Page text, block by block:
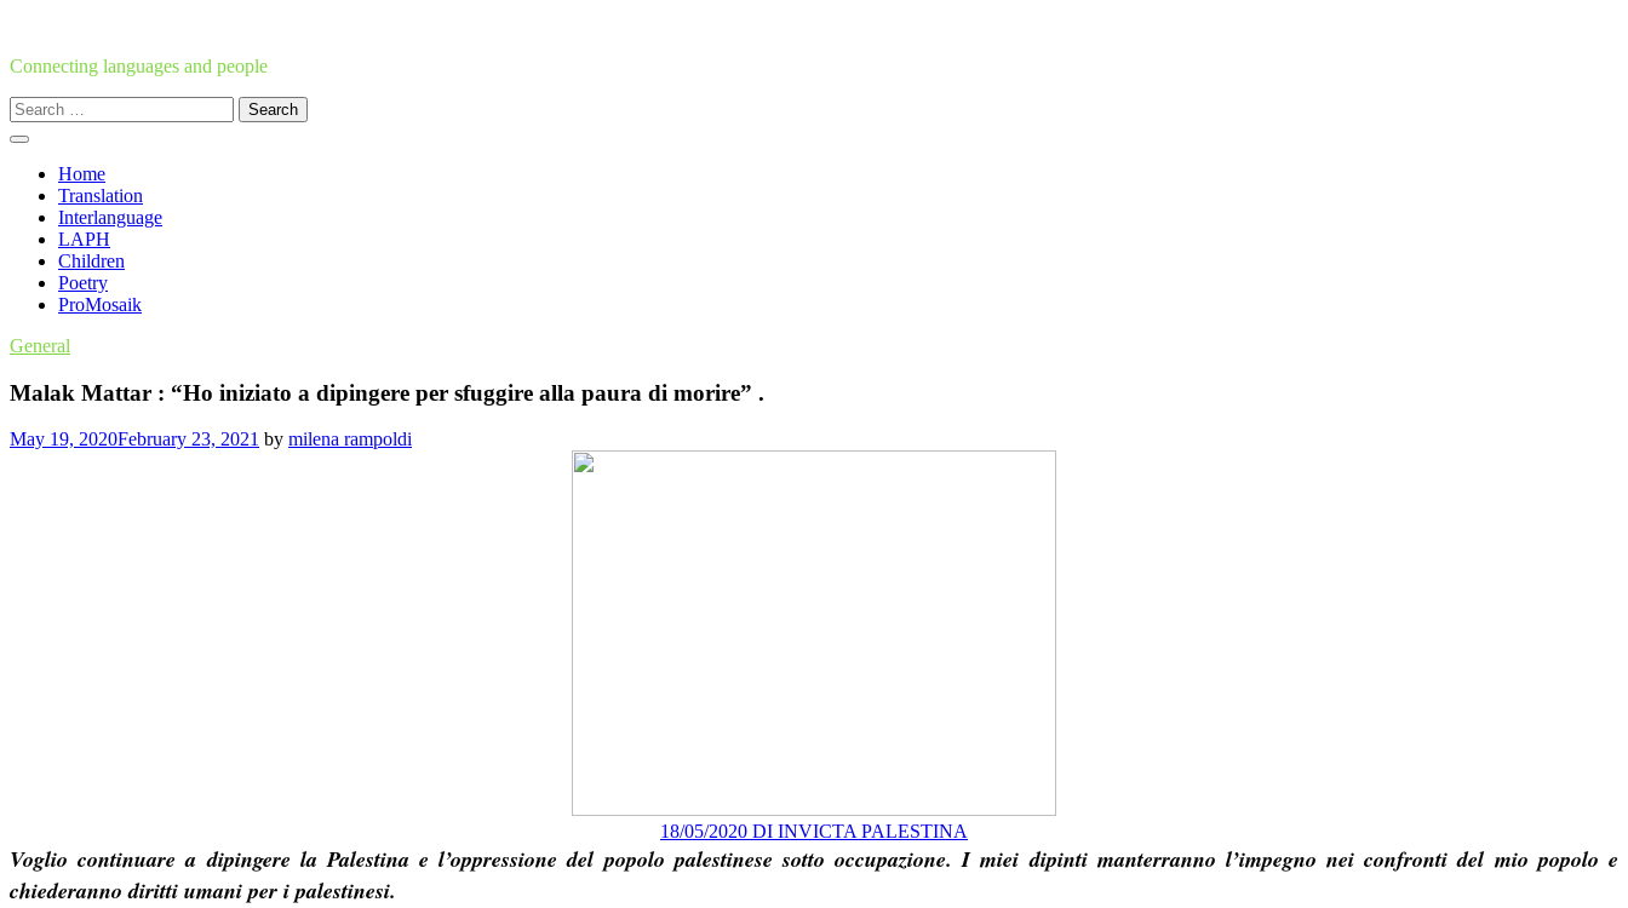
content
Connecting languages and people
Search
for:
Home
Translation
Interlanguage
LAPH
Children
Poetry
ProMosaik
General
Malak Mattar : “Ho iniziato a dipingere per sfuggire alla paura di morire” .
May 19, 2020February 23, 2021 by milena rampoldi
18/05/2020 DI INVICTA PALESTINA
Voglio continuare a dipingere la Palestina e l’oppressione del popolo palestinese sotto occupazione. I miei dipinti manterranno l’impegno nei confronti del mio popolo e
chiederanno diritti umani per i palestinesi.